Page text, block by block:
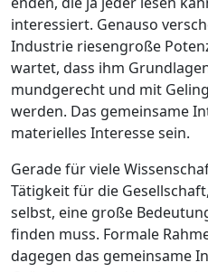
interessiert. Genauso
Industrie riesengroße
wartet, dass ihm
mundgerecht und mit
werden. Das gemeinsame
materielles Interesse sein.
Gerade für viele
Tätigkeit für die
selbst, eine große
finden muss. Formale
dagegen das gemeinsame